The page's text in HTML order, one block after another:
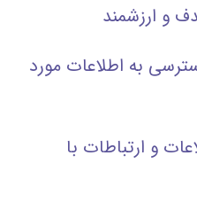
به اطلاعات مورد
و ارتباطات با